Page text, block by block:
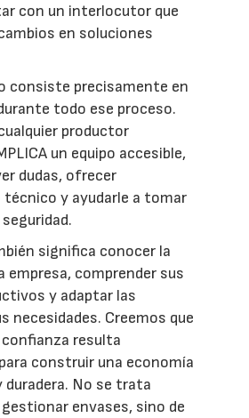
con un interlocutor que
en soluciones
consiste precisamente en
todo ese proceso.
productor
un equipo accesible,
dudas, ofrecer
y ayudarle a tomar
significa conocer la
empresa, comprender sus
y adaptar las
necesidades. Creemos que
resulta
construir una economía
duradera. No se trata
envases, sino de